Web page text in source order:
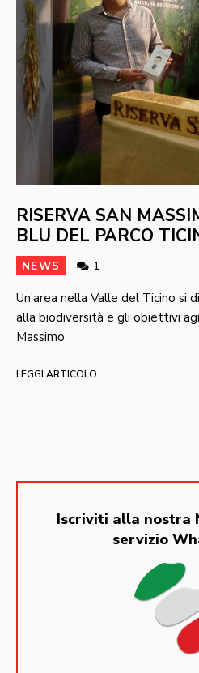
RISERVA SAN
BLU DEL PARCO
NEWS 1
Un’area nella Valle del Ticino si
alla biodiversità e gli obiettivi
Massimo
LEGGI ARTICOLO
Iscriviti alla nostra
servizio